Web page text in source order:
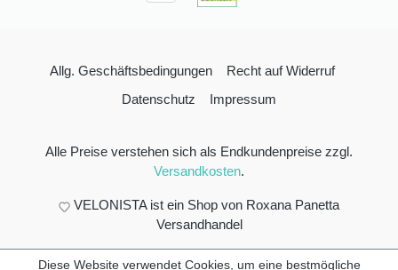
Allg. Geschäftsbedingungen
Recht auf Widerruf
Datenschutz
Impressum
Alle Preise verstehen sich als Endkundenpreise zzgl.
Versandkosten.
VELONISTA ist ein Shop von Roxana Panetta
Versandhandel
Diese Website verwendet Cookies, um eine bestmögliche